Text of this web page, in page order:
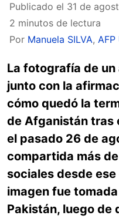
Publicado el 31 de
2 minutos de lectura
Por Manuela SILVA, AFP
La fotografía de
junto con la
cómo quedó la
de Afganistán tras
el pasado 26 de
compartida más
sociales desde
imagen fue
Pakistán, luego de